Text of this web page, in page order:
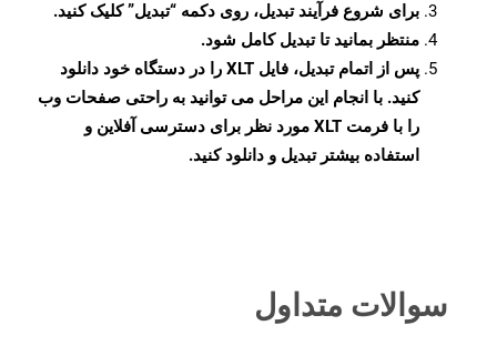
برای شروع فرآیند تبدیل، روی دکمه “تبدیل” کلیک کنید.
منتظر بمانید تا تبدیل کامل شود.
پس از اتمام تبدیل، فایل XLT را در دستگاه خود دانلود
کنید. با انجام این مراحل می توانید به راحتی صفحات وب
را با فرمت XLT مورد نظر برای دسترسی آفلاین و
استفاده بیشتر تبدیل و دانلود کنید.
سوالات متداول